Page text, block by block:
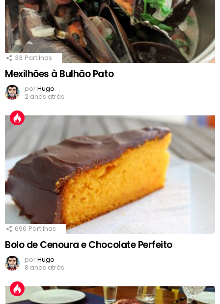
33 Partilhas
Mexilhões à Bulhão Pato
porHugo
2 anos atrás
696 Partilhas
Bolo de Cenoura e Chocolate Perfeito
porHugo
8 anos atrás